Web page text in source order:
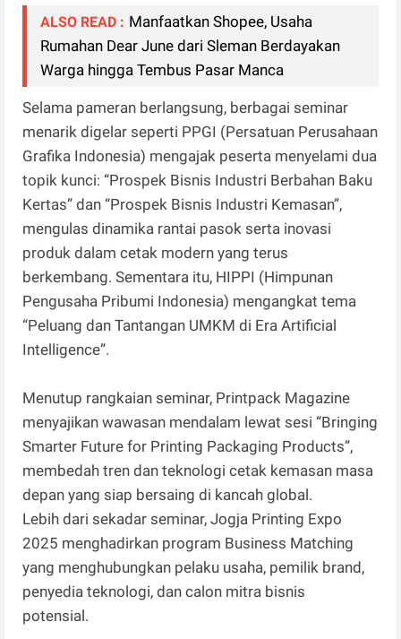
ALSO READ : Manfaatkan Shopee, Usaha
Rumahan Dear June dari Sleman Berdayakan
Warga hingga Tembus Pasar Manca
Selama pameran berlangsung, berbagai seminar
menarik digelar seperti PPGI (Persatuan Perusahaan
Grafika Indonesia) mengajak peserta menyelami dua
topik kunci: “Prospek Bisnis Industri Berbahan Baku
Kertas” dan “Prospek Bisnis Industri Kemasan”,
mengulas dinamika rantai pasok serta inovasi
produk dalam cetak modern yang terus
berkembang. Sementara itu, HIPPI (Himpunan
Pengusaha Pribumi Indonesia) mengangkat tema
“Peluang dan Tantangan UMKM di Era Artificial
Intelligence”.
Menutup rangkaian seminar, Printpack Magazine
menyajikan wawasan mendalam lewat sesi “Bringing
Smarter Future for Printing Packaging Products”,
membedah tren dan teknologi cetak kemasan masa
depan yang siap bersaing di kancah global.
Lebih dari sekadar seminar, Jogja Printing Expo
2025 menghadirkan program Business Matching
yang menghubungkan pelaku usaha, pemilik brand,
penyedia teknologi, dan calon mitra bisnis
potensial.